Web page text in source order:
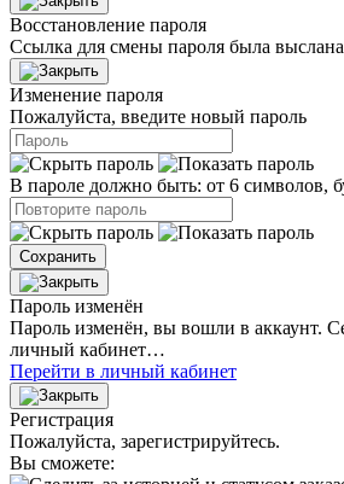
Восстановление пароля
Ссылка для смены пароля была
Изменение пароля
Пожалуйста, введите новый пароль
В пароле должно быть: от 6 символов,
Сохранить
Пароль изменён
Пароль изменён, вы вошли в аккаунт.
личный кабинет…
Перейти в личный кабинет
Регистрация
Пожалуйста, зарегистрируйтесь.
Вы сможете: